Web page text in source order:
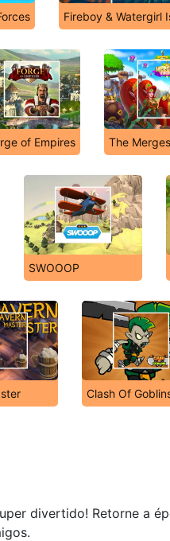
Fireboy & Watergirl
of Empires The
SWOOOP
Clash Of
divertido! Retorne a